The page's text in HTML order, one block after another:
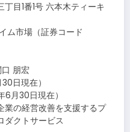
目1番1号 六本木ティーキ
ム市場（証券コード
朋宏
日現在）
月30日現在）
業の経営改善を支援するプ
ダクトサービス